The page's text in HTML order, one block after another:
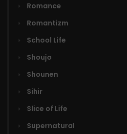
Romance
Romantizm
School Life
Shoujo
Shounen
Sihir
Slice of Life
Supernatural